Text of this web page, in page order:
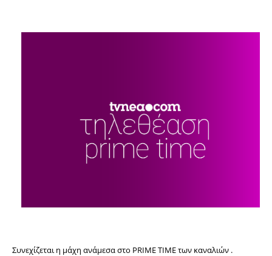
Συνεχίζεται η μάχη ανάμεσα στο PRIME TIME των καναλιών .